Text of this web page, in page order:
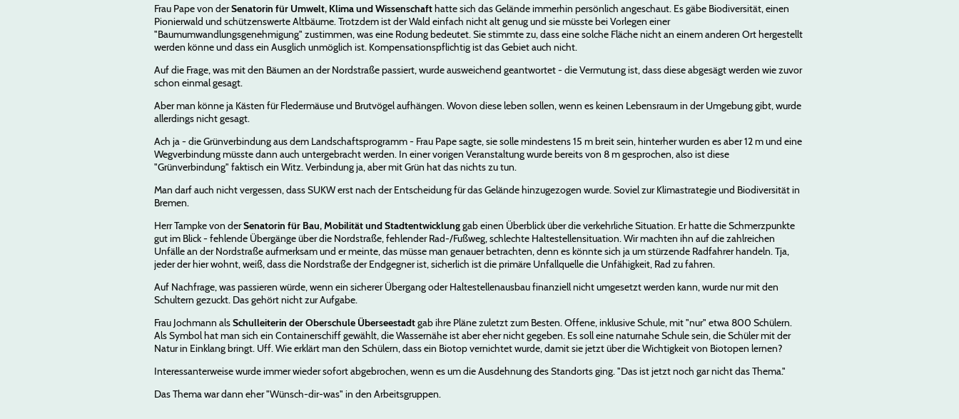
Frau Pape von derSenatorin für Umwelt, Klima und Wissenschafthatte sich das Gelände immerhin persönlich angeschaut. Es gäbe Biodiversität, einen
Pionierwald und schützenswerte Altbäume. Trotzdem ist der Wald einfach nicht alt genug und sie müsste bei Vorlegen einer
"Baumumwandlungsgenehmigung" zustimmen, was eine Rodung bedeutet. Sie stimmte zu, dass eine solche Fläche nicht an einem anderen Ort hergestellt
werden könne und dass ein Ausglich unmöglich ist. Kompensationspflichtig ist das Gebiet auch nicht.
Auf die Frage, was mit den Bäumen an der Nordstraße passiert, wurde ausweichend geantwortet - die Vermutung ist, dass diese abgesägt werden wie zuvor
schon einmal gesagt.
Aber man könne ja Kästen für Fledermäuse und Brutvögel aufhängen. Wovon diese leben sollen, wenn es keinen Lebensraum in der Umgebung gibt, wurde
allerdings nicht gesagt.
Ach ja - die Grünverbindung aus dem Landschaftsprogramm - Frau Pape sagte, sie solle mindestens 15 m breit sein, hinterher wurden es aber 12 m und eine
Wegverbindung müsste dann auch untergebracht werden. In einer vorigen Veranstaltung wurde bereits von 8 m gesprochen, also ist diese
"Grünverbindung" faktisch ein Witz. Verbindung ja, aber mit Grün hat das nichts zu tun.
Man darf auch nicht vergessen, dass SUKW erst nach der Entscheidung für das Gelände hinzugezogen wurde. Soviel zur Klimastrategie und Biodiversität in
Bremen.
Herr Tampke von derSenatorin für Bau, Mobilität und Stadtentwicklunggab einen Überblick über die verkehrliche Situation. Er hatte die Schmerzpunkte
gut im Blick - fehlende Übergänge über die Nordstraße, fehlender Rad-/Fußweg, schlechte Haltestellensituation. Wir machten ihn auf die zahlreichen
Unfälle an der Nordstraße aufmerksam und er meinte, das müsse man genauer betrachten, denn es könnte sich ja um stürzende Radfahrer handeln. Tja,
jeder der hier wohnt, weiß, dass die Nordstraße der Endgegner ist, sicherlich ist die primäre Unfallquelle die Unfähigkeit, Rad zu fahren.
Auf Nachfrage, was passieren würde, wenn ein sicherer Übergang oder Haltestellenausbau finanziell nicht umgesetzt werden kann, wurde nur mit den
Schultern gezuckt. Das gehört nicht zur Aufgabe.
Frau Jochmann alsSchulleiterin der Oberschule Überseestadtgab ihre Pläne zuletzt zum Besten. Offene, inklusive Schule, mit "nur" etwa 800 Schülern.
Als Symbol hat man sich ein Containerschiff gewählt, die Wassernähe ist aber eher nicht gegeben. Es soll eine naturnahe Schule sein, die Schüler mit der
Natur in Einklang bringt. Uff. Wie erklärt man den Schülern, dass ein Biotop vernichtet wurde, damit sie jetzt über die Wichtigkeit von Biotopen lernen?
Interessanterweise wurde immer wieder sofort abgebrochen, wenn es um die Ausdehnung des Standorts ging. "Das ist jetzt noch gar nicht das Thema."
Das Thema war dann eher "Wünsch-dir-was" in den Arbeitsgruppen.